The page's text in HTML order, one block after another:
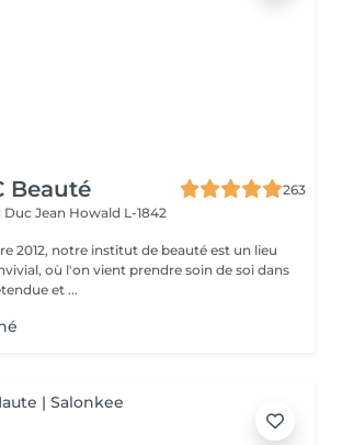
Beauté
263
Duc Jean Howald L-1842
2012, notre institut de beauté est un lieu
où l'on vient prendre soin de soi dans
et ...